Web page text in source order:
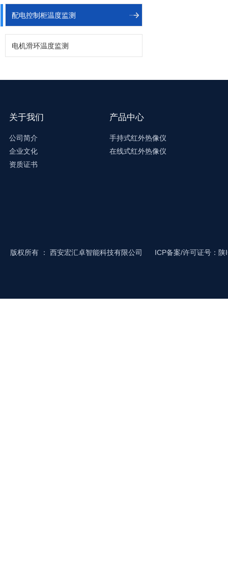
配电控制柜温度监测
电机滑环温度监测
关于我们
公司简介
企业文化
资质证书
产品中心
手持式红外热像仪
在线式红外热像仪
版权所有 ： 西安宏汇卓智能科技有限公司 ICP备案/许可证号：